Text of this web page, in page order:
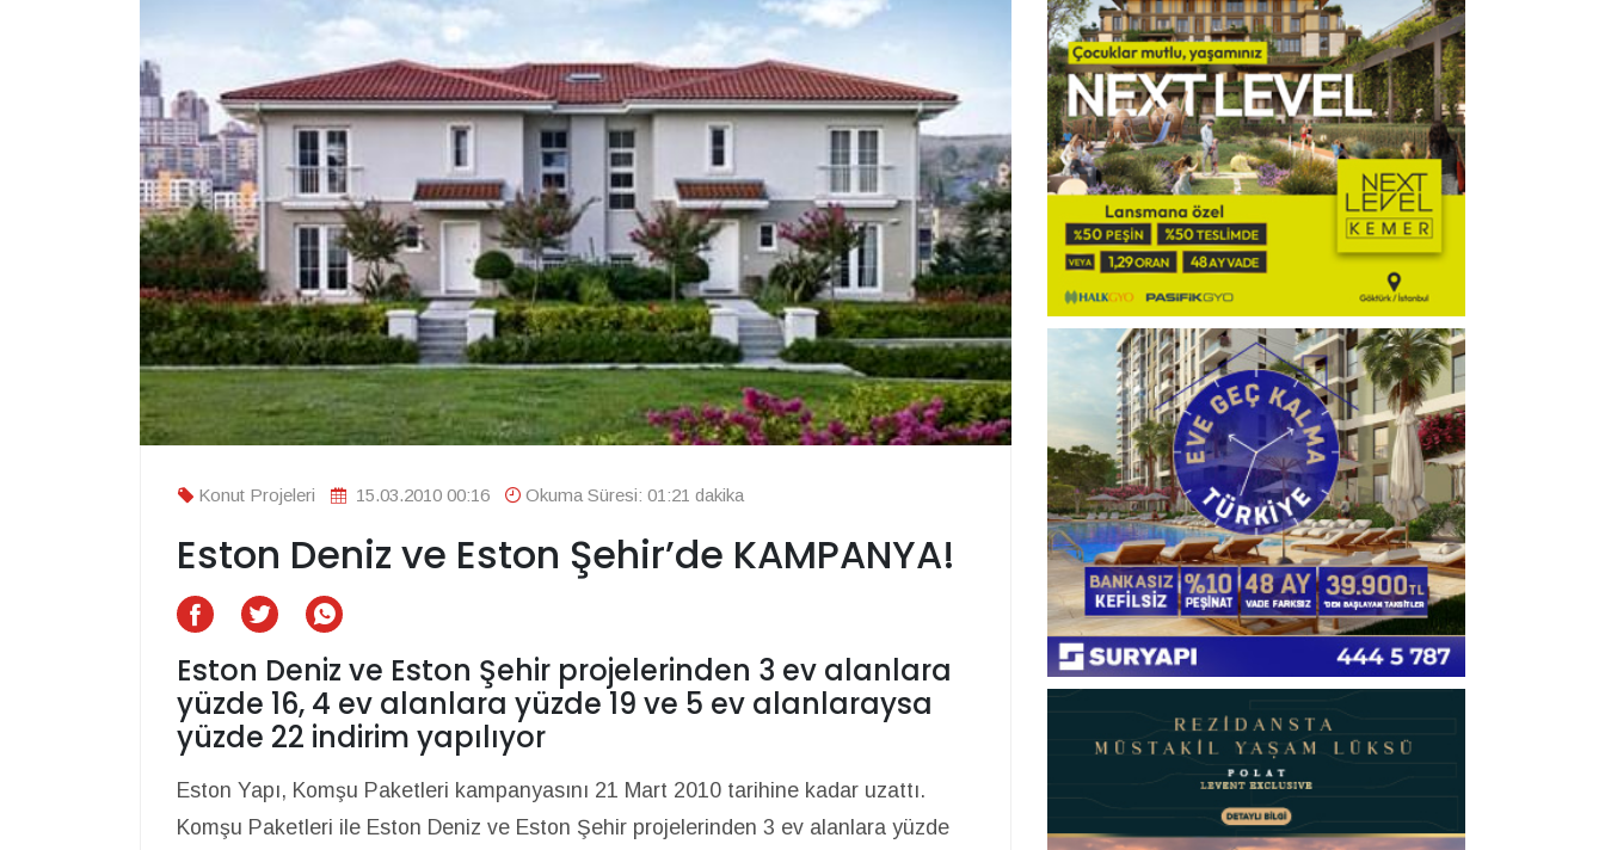
Konut Projeleri 15.03.2010 00:16 Okuma Süresi: 01:21 dakika
Eston Deniz ve Eston Şehir’de KAMPANYA!
Eston Deniz ve Eston Şehir projelerinden 3 ev alanlara
yüzde 16, 4 ev alanlara yüzde 19 ve 5 ev alanlaraysa
yüzde 22 indirim yapılıyor
Eston Yapı, Komşu Paketleri kampanyasını 21 Mart 2010 tarihine kadar uzattı.
Komşu Paketleri ile Eston Deniz ve Eston Şehir projelerinden 3 ev alanlara yüzde